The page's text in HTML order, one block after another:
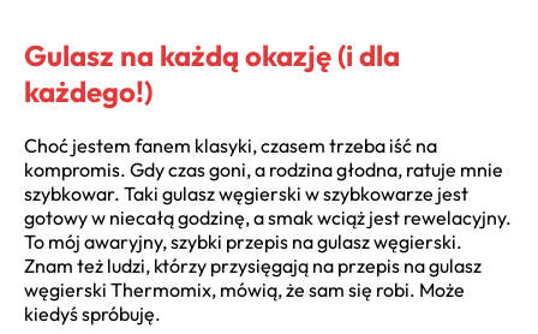
Gulasz na każdą okazję (i dla
każdego!)
Choć jestem fanem klasyki, czasem trzeba iść na
kompromis. Gdy czas goni, a rodzina głodna, ratuje mnie
szybkowar. Taki gulasz węgierski w szybkowarze jest
gotowy w niecałą godzinę, a smak wciąż jest rewelacyjny.
To mój awaryjny, szybki przepis na gulasz węgierski.
Znam też ludzi, którzy przysięgają na przepis na gulasz
węgierski Thermomix, mówią, że sam się robi. Może
kiedyś spróbuję.